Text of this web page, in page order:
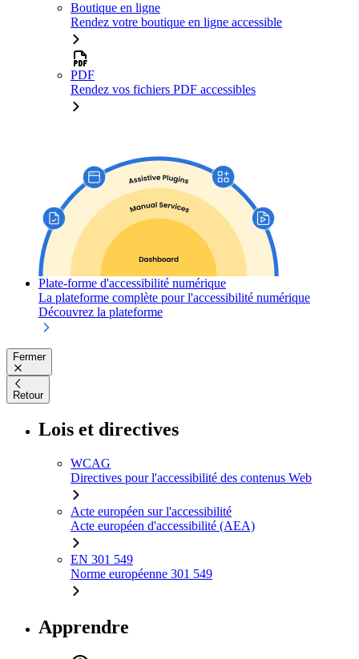
Boutique en ligne
Rendez votre boutique en ligne accessible
PDF
Rendez vos fichiers PDF accessibles
Plate-forme d'accessibilité numérique
La plateforme complète pour l'accessibilité numérique
Découvrez la plateforme
Fermer
Retour
Lois et directives
WCAG
Directives pour l'accessibilité des contenus Web
Acte européen sur l'accessibilité
Acte européen d'accessibilité (AEA)
EN 301 549
Norme européenne 301 549
Apprendre